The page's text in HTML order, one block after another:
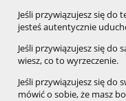
Jeśli przywiązujesz się do
jesteś autentycznie
Jeśli przywiązujesz się do
wiesz, co to wyrzeczenie.
Jeśli przywiązujesz się do
mówić o sobie, że masz